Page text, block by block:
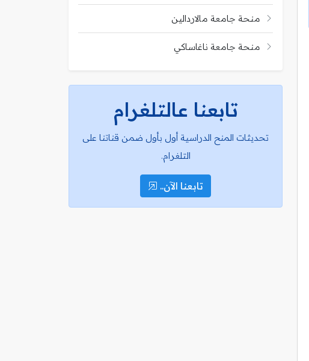
منحة جامعة مالاردالين
منحة جامعة ناغاساكي
تابعنا عالتلغرام
تحديثات المنح الدراسية أول بأول ضمن قناتنا على
التلغرام.
تابعنا الآن..